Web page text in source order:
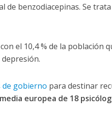
de benzodiacepinas. Se
el 10,4 % de la población
de gobierno para destinar
europea de 18